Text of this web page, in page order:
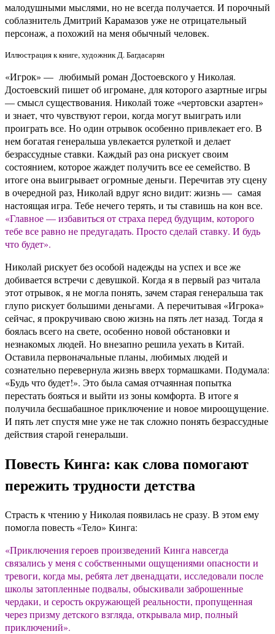
малодушными мыслями, но не всегда получается. И порочный
соблазнитель Дмитрий Карамазов уже не отрицательный
персонаж, а похожий на меня обычный человек.
Иллюстрация к книге, художник Д. Багдасарян
«Игрок» — любимый роман Достоевского у Николая.
Достоевский пишет об игромане, для которого азартные игры
— смысл существования. Николай тоже «чертовски азартен»
и знает, что чувствуют герои, когда могут выиграть или
проиграть все. Но один отрывок особенно привлекает его. В
нем богатая генеральша увлекается рулеткой и делает
безрассудные ставки. Каждый раз она рискует своим
состоянием, которое жаждет получить все ее семейство. В
итоге она выигрывает огромные деньги. Перечитав эту сцену
в очередной раз, Николай вдруг ясно видит: жизнь — самая
настоящая игра. Тебе нечего терять, и ты ставишь на кон все.
«Главное — избавиться от страха перед будущим, которого
тебе все равно не предугадать. Просто сделай ставку. И будь
что будет».
Николай рискует без особой надежды на успех и все же
добивается встречи с девушкой. Когда я в первый раз читала
этот отрывок, я не могла понять, зачем старая генеральша так
глупо рискует большими деньгами. А перечитывая «Игрока»
сейчас, я прокручиваю свою жизнь на пять лет назад. Тогда я
боялась всего на свете, особенно новой обстановки и
незнакомых людей. Но внезапно решила уехать в Китай.
Оставила первоначальные планы, любимых людей и
сознательно перевернула жизнь вверх тормашками. Подумала:
«Будь что будет!». Это была самая отчаянная попытка
перестать бояться и выйти из зоны комфорта. В итоге я
получила бесшабашное приключение и новое мироощущение.
И пять лет спустя мне уже не так сложно понять безрассудные
действия старой генеральши.
Повесть Кинга: как слова помогают
пережить трудности детства
Страсть к чтению у Николая появилась не сразу. В этом ему
помогла повесть «Тело» Кинга:
«Приключения героев произведений Кинга навсегда
связались у меня с собственными ощущениями опасности и
тревоги, когда мы, ребята лет двенадцати, исследовали после
школы затопленные подвалы, обыскивали заброшенные
чердаки, и серость окружающей реальности, пропущенная
через призму детского взгляда, открывала мир, полный
приключений».